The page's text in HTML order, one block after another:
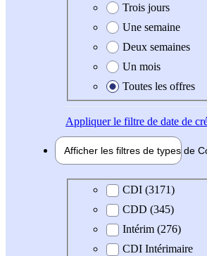
Trois jours
Une semaine
Deux semaines
Un mois
Toutes les offres
Appliquerle filtre de date de
Afficher les filtres de types de
Type de contratCDI (3171)
CDD (345)
Intérim (276)
CDI Intérimaire